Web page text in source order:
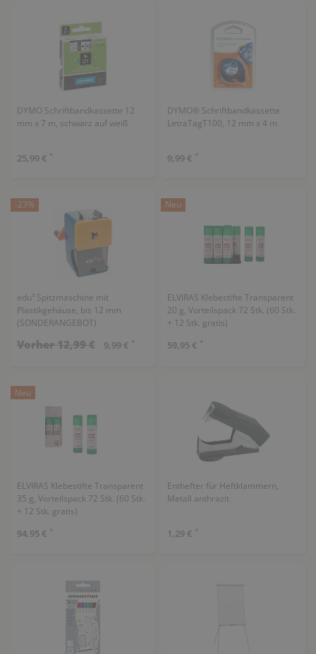
DYMO Schriftbandkassette 12
mm x 7 m, schwarz auf weiß
25,99 € *
DYMO® Schriftbandkassette
LetraTagT100, 12 mm x 4 m
9,99 € *
-23%
edu³ Spitzmaschine mit
Plastikgehäuse, bis 12 mm
(SONDERANGEBOT)
Vorher 12,99 € 9,99 € *
Neu
ELVIRAS Klebestifte Transparent
20 g, Vorteilspack 72 Stk. (60 Stk.
+ 12 Stk. gratis)
59,95 € *
Neu
ELVIRAS Klebestifte Transparent
35 g, Vorteilspack 72 Stk. (60 Stk.
+ 12 Stk. gratis)
94,95 € *
Enthefter für Heftklammern,
Metall anthrazit
1,29 € *